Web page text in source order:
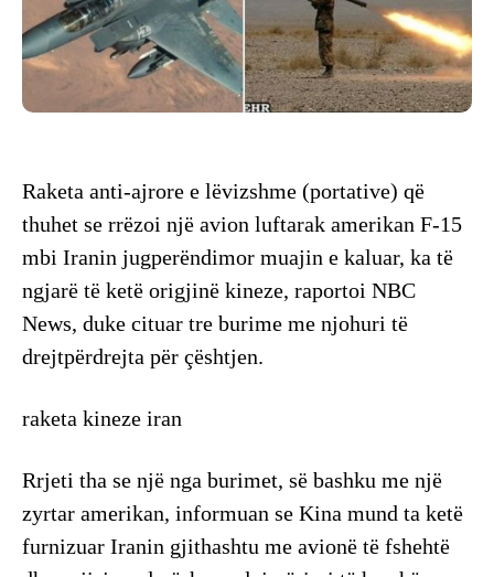
Raketa anti-ajrore e lëvizshme (portative) që
thuhet se rrëzoi një avion luftarak amerikan F-15
mbi Iranin jugperëndimor muajin e kaluar, ka të
ngjarë të ketë origjinë kineze, raportoi NBC
News, duke cituar tre burime me njohuri të
drejtpërdrejta për çështjen.
raketa kineze iran
Rrjeti tha se një nga burimet, së bashku me një
zyrtar amerikan, informuan se Kina mund ta ketë
furnizuar Iranin gjithashtu me avionë të fshehtë